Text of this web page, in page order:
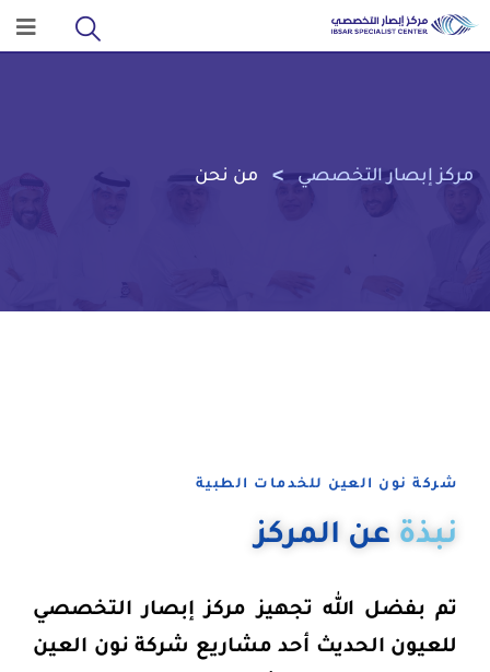
مركز إبصار التخصصي > من نحن
شركة نون العين للخدمات الطبية
نبذة عن المركز
تم بفضل الله تجهيز مركز إبصار التخصصي
للعيون الحديث أحد مشاريع شركة نون العين